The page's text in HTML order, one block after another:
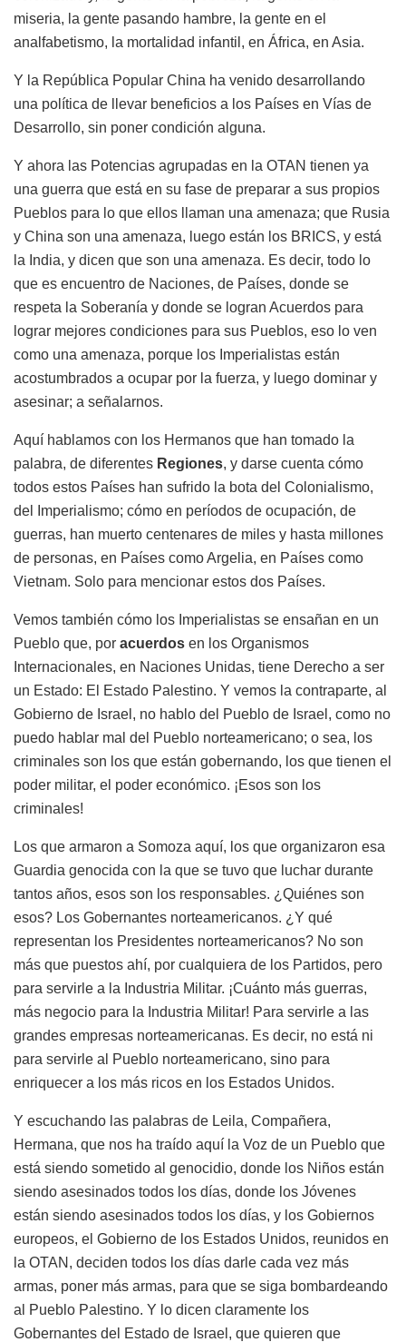
miseria, la gente pasando hambre, la gente en el
analfabetismo, la mortalidad infantil, en África, en Asia.
Y la República Popular China ha venido desarrollando
una política de llevar beneficios a los Países en Vías de
Desarrollo, sin poner condición alguna.
Y ahora las Potencias agrupadas en la OTAN tienen ya
una guerra que está en su fase de preparar a sus propios
Pueblos para lo que ellos llaman una amenaza; que Rusia
y China son una amenaza, luego están los BRICS, y está
la India, y dicen que son una amenaza. Es decir, todo lo
que es encuentro de Naciones, de Países, donde se
respeta la Soberanía y donde se logran Acuerdos para
lograr mejores condiciones para sus Pueblos, eso lo ven
como una amenaza, porque los Imperialistas están
acostumbrados a ocupar por la fuerza, y luego dominar y
asesinar; a señalarnos.
Aquí hablamos con los Hermanos que han tomado la
palabra, de diferentes Regiones, y darse cuenta cómo
todos estos Países han sufrido la bota del Colonialismo,
del Imperialismo; cómo en períodos de ocupación, de
guerras, han muerto centenares de miles y hasta millones
de personas, en Países como Argelia, en Países como
Vietnam. Solo para mencionar estos dos Países.
Vemos también cómo los Imperialistas se ensañan en un
Pueblo que, por acuerdos en los Organismos
Internacionales, en Naciones Unidas, tiene Derecho a ser
un Estado: El Estado Palestino. Y vemos la contraparte, al
Gobierno de Israel, no hablo del Pueblo de Israel, como no
puedo hablar mal del Pueblo norteamericano; o sea, los
criminales son los que están gobernando, los que tienen el
poder militar, el poder económico. ¡Esos son los
criminales!
Los que armaron a Somoza aquí, los que organizaron esa
Guardia genocida con la que se tuvo que luchar durante
tantos años, esos son los responsables. ¿Quiénes son
esos? Los Gobernantes norteamericanos. ¿Y qué
representan los Presidentes norteamericanos? No son
más que puestos ahí, por cualquiera de los Partidos, pero
para servirle a la Industria Militar. ¡Cuánto más guerras,
más negocio para la Industria Militar! Para servirle a las
grandes empresas norteamericanas. Es decir, no está ni
para servirle al Pueblo norteamericano, sino para
enriquecer a los más ricos en los Estados Unidos.
Y escuchando las palabras de Leila, Compañera,
Hermana, que nos ha traído aquí la Voz de un Pueblo que
está siendo sometido al genocidio, donde los Niños están
siendo asesinados todos los días, donde los Jóvenes
están siendo asesinados todos los días, y los Gobiernos
europeos, el Gobierno de los Estados Unidos, reunidos en
la OTAN, deciden todos los días darle cada vez más
armas, poner más armas, para que se siga bombardeando
al Pueblo Palestino. Y lo dicen claramente los
Gobernantes del Estado de Israel, que quieren que